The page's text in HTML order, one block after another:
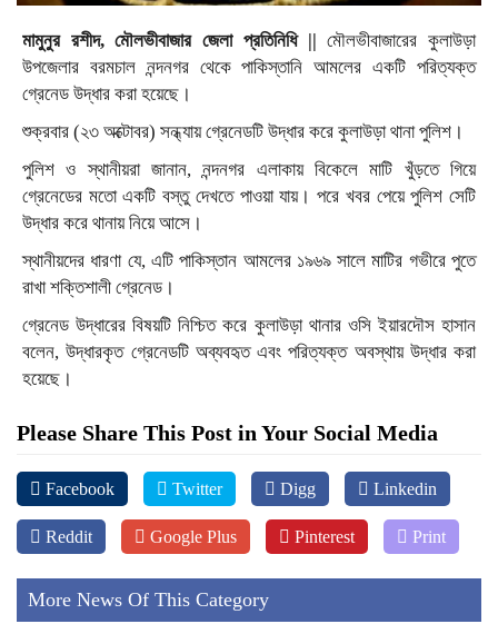
মামুনুর রশীদ, মৌলভীবাজার জেলা প্রতিনিধি ||
মৌলভীবাজারের কুলাউড়া
উপজেলার বরমচাল নন্দনগর থেকে পাকিস্তানি আমলের একটি পরিত্যক্ত
গ্রেনেড উদ্ধার করা হয়েছে।
শুক্রবার (২৩ অক্টোবর) সন্ধ্যায় গ্রেনেডটি উদ্ধার করে কুলাউড়া থানা পুলিশ।
পুলিশ ও স্থানীয়রা জানান, নন্দনগর এলাকায় বিকেলে মাটি খুঁড়তে গিয়ে
গ্রেনেডের মতো একটি বস্তু দেখতে পাওয়া যায়। পরে খবর পেয়ে পুলিশ সেটি
উদ্ধার করে থানায় নিয়ে আসে।
স্থানীয়দের ধারণা যে, এটি পাকিস্তান আমলের ১৯৬৯ সালে মাটির গভীরে পুতে
রাখা শক্তিশালী গ্রেনেড।
গ্রেনেড উদ্ধারের বিষয়টি নিশ্চিত করে কুলাউড়া থানার ওসি ইয়ারদৌস হাসান
বলেন, উদ্ধারকৃত গ্রেনেডটি অব্যবহৃত এবং পরিত্যক্ত অবস্থায় উদ্ধার করা
হয়েছে।
Please Share This Post in Your Social Media
Facebook Twitter Digg Linkedin
Reddit Google Plus Pinterest Print
More News Of This Category